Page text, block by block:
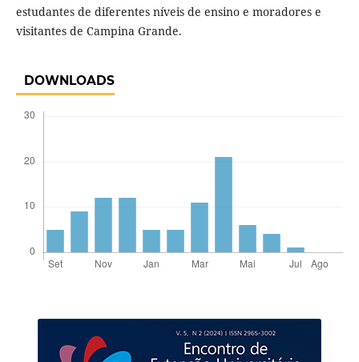
estudantes de diferentes níveis de ensino e moradores e
visitantes de Campina Grande.
DOWNLOADS